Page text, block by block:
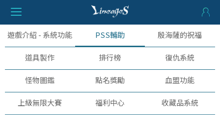
遊戲介紹 - 系統功能 PSS輔助 殷海薩的祝福
道具製作 排行榜 復仇系統
怪物圖鑑 點名獎勵 血盟功能
上級無限大賽 福利中心 收藏品系統